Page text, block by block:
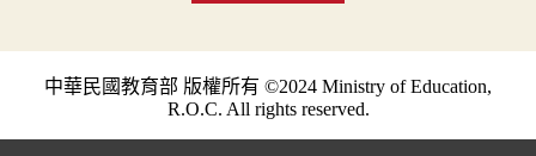
中華民國教育部 版權所有 ©2024 Ministry of Education,
R.O.C. All rights reserved.